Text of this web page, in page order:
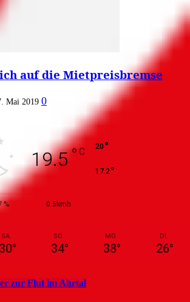
auf die Mietpreisbremse
Mai 2019 0
19.5° C 20°
17.2°
%
0.5kmh
SA.
30°
SO.
34°
MO.
38°
DI.
26°
zur Flut im Ahrtal